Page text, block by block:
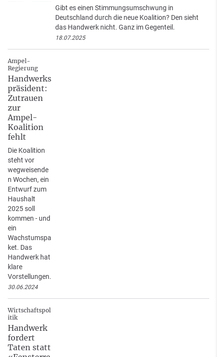
Gibt es einen Stimmungsumschwung in
Deutschland durch die neue Koalition? Den sieht
das Handwerk nicht. Ganz im Gegenteil.
18.07.2025
Ampel-
Regierung
Handwerks
präsident:
Zutrauen
zur
Ampel-
Koalition
fehlt
Die Koalition
steht vor
wegweisende
n Wochen, ein
Entwurf zum
Haushalt
2025 soll
kommen - und
ein
Wachstumspa
ket. Das
Handwerk hat
klare
Vorstellungen.
30.06.2024
Wirtschaftspol
itik
Handwerk
fordert
Taten statt